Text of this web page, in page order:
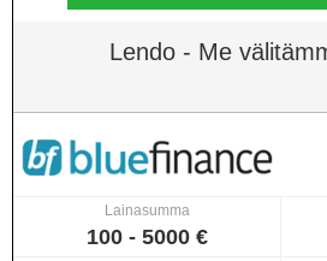
Lendo - Me
Lainasumma
100 - 5000 €